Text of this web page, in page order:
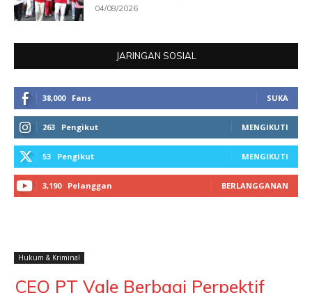
04/08/2026
JARINGAN SOSIAL
38,000 Fans SUKA
263 Pengikut MENGIKUTI
53 Pengikut MENGIKUTI
3,190 Pelanggan BERLANGGANAN